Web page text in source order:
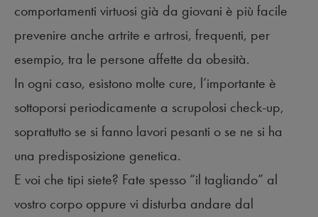
comportamenti virtuosi già da giovani è più facile
prevenire anche artrite e artrosi, frequenti, per
esempio, tra le persone affette da obesità.
In ogni caso, esistono molte cure, l’importante è
sottoporsi periodicamente a scrupolosi check-up,
soprattutto se si fanno lavori pesanti o se ne si ha
una predisposizione genetica.
E voi che tipi siete? Fate spesso “il tagliando” al
vostro corpo oppure vi disturba andare dal